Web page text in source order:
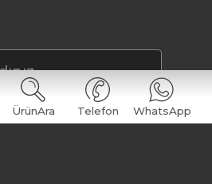
ÜrünAra Telefon WhatsApp